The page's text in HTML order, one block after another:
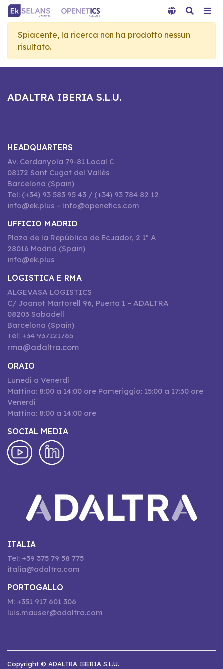
Spiacente, la ricerca non ha prodotto nessun
risultato.
ADALTRA IBERIA S.L.U.
HEADQUARTERS
Av. Cerdanyola 79-81 Local C
08172 Sant Cugat del Vallès
Barcelona (Spain)
Tel: (+34) 93 583 95 43 / (+34) 93 784 82 12
info@ek.plus – info@openetics.com
UFFICIO MADRID
Plaza de la República de Ecuador, 2 1º A
28016 Madrid (Spain)
info@ek.plus
LOGISTICA E RMA
ALGEVASA LOGISTICS
C/ Joanot Martorell 96, Puerta 1 – ADALTRA
08203 Sabadell
Barcelona (Spain)
Tel: +34 937121765
rma@adaltra.com
ORAIO
Lunedí a Venerdí
Mattina: 8:00 a 14:00 ore Pomeriggio: 15:00 a 17:30 ore
Venerdí
Mattina: 8:00 a 14:00 ore
SOCIAL MEDIA
ITALIA
Tel: +39 375 79 58 775
italia@adaltra.com
PORTOGALLO
M: +351 917 601 306
luis.mauser@adaltra.com
Copyright © ADALTRA IBERIA S.L.U.